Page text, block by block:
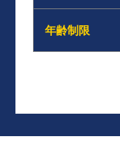
年齢制限